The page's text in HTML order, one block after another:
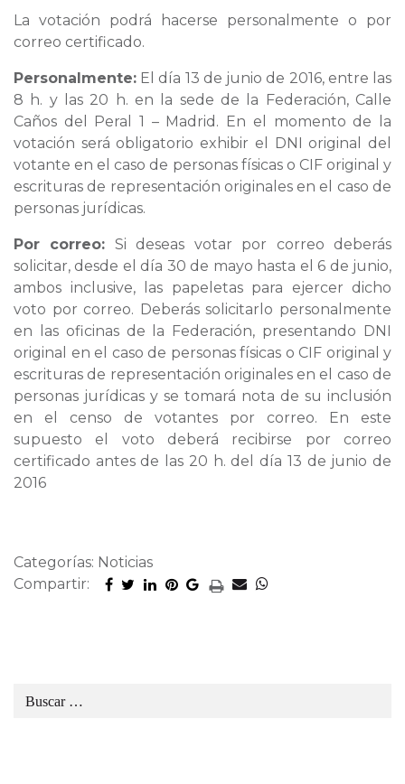
La votación podrá hacerse personalmente o por
correo certificado.
Personalmente: El día 13 de junio de 2016, entre las
8 h. y las 20 h. en la sede de la Federación, Calle
Caños del Peral 1 – Madrid. En el momento de la
votación será obligatorio exhibir el DNI original del
votante en el caso de personas físicas o CIF original y
escrituras de representación originales en el caso de
personas jurídicas.
Por correo: Si deseas votar por correo deberás
solicitar, desde el día 30 de mayo hasta el 6 de junio,
ambos inclusive, las papeletas para ejercer dicho
voto por correo. Deberás solicitarlo personalmente
en las oficinas de la Federación, presentando DNI
original en el caso de personas físicas o CIF original y
escrituras de representación originales en el caso de
personas jurídicas y se tomará nota de su inclusión
en el censo de votantes por correo. En este
supuesto el voto deberá recibirse por correo
certificado antes de las 20 h. del día 13 de junio de
2016
Categorías: Noticias
Compartir: